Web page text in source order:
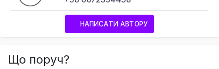
НАПИСАТИ АВТОРУ
Що поруч?